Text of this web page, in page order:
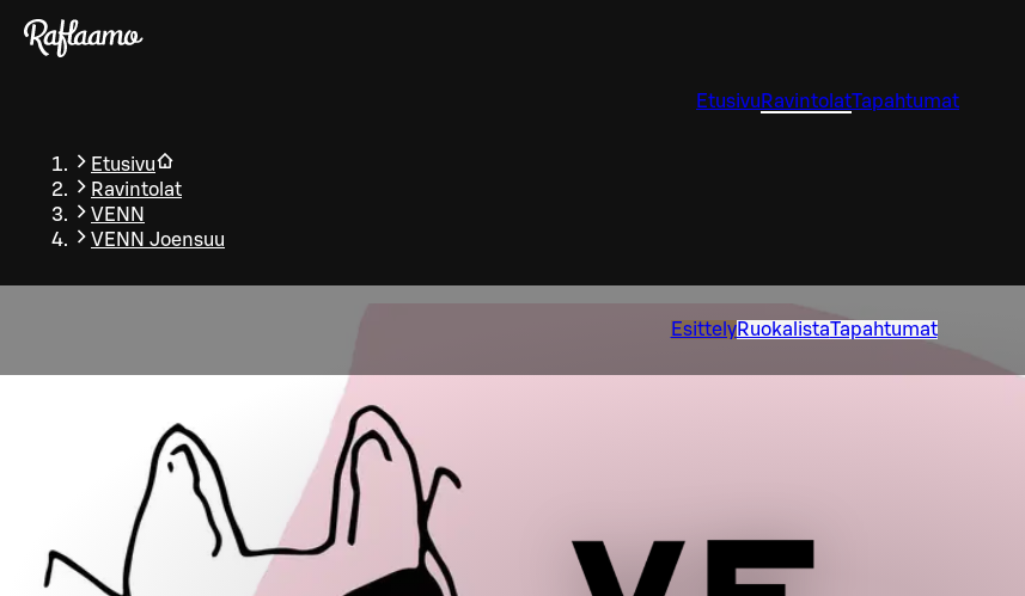
Siirry pääsisältöön
Etusivu RavintolatTapahtumat
Etusivu
Ravintolat
VENN
VENN Joensuu
EsittelyRuokalistaTapahtumat